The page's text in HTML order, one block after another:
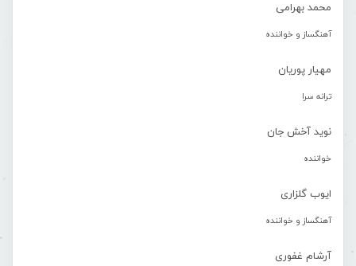
محمد بهرامی
آهنگساز و خواننده
مهیار پوریان
ترانه سرا
نوید آخش جان
خواننده
ایوب گلزاری
آهنگساز و خواننده
آرشام غفوری